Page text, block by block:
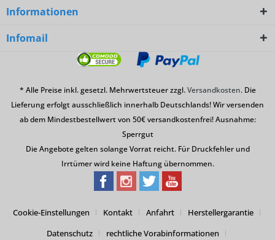
Informationen
Infomail
* Alle Preise inkl. gesetzl. Mehrwertsteuer zzgl.Versandkosten. Die
Lieferung erfolgt ausschließlich innerhalb Deutschlands! Wir versenden
ab dem Mindestbestellwert von 50€ versandkostenfrei! Ausnahme:
Sperrgut
Die Angebote gelten solange Vorrat reicht. Für Druckfehler und
Irrtümer wird keine Haftung übernommen.
Cookie-Einstellungen Kontakt Anfahrt
Herstellergarantie
Datenschutz
rechtliche Vorabinformationen